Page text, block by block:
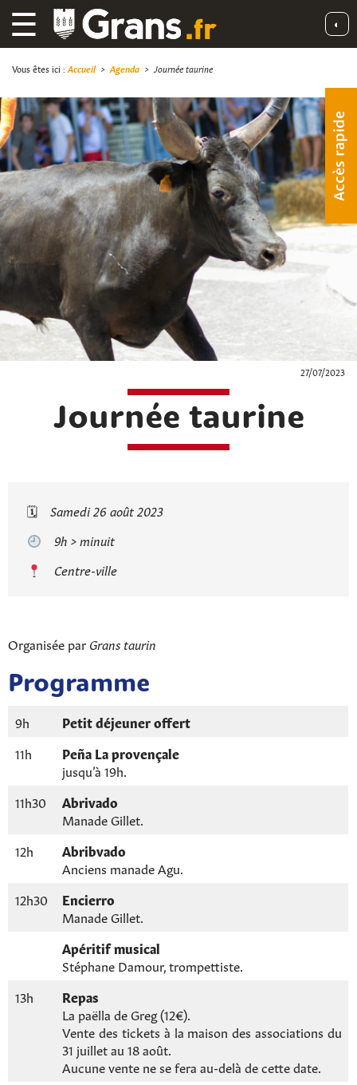
☰ ◐
Accès rapide
Vous êtes ici : Accueil> Agenda > Journée taurine
27/07/2023
Journée taurine
🗓
Samedi 26 août 2023
9h > minuit
Centre-ville
Organisée par Grans taurin
Programme
9h
Petit déjeuner offert
11h
Peña La provençale
jusqu’à 19h.
11h30
Abrivado
Manade Gillet.
12h
Abribvado
Anciens manade Agu.
12h30
Encierro
Manade Gillet.
Apéritif musical
Stéphane Damour, trompettiste.
13h
Repas
La paëlla de Greg (12€).
Vente des tickets à la maison des associations du
31 juillet au 18 août.
Aucune vente ne se fera au-delà de cette date.